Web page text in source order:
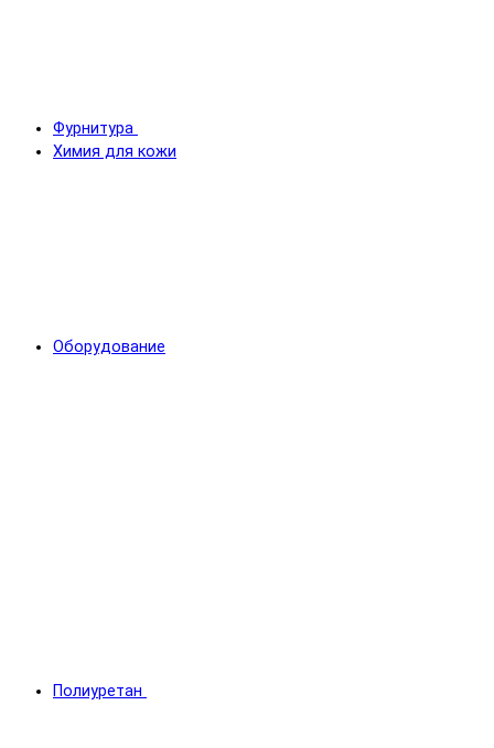
Фурнитура
Химия для кожи
Оборудование
Полиуретан